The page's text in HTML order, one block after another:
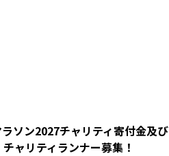
ソン2027チャリティ寄付金及び
チャリティランナー募集！